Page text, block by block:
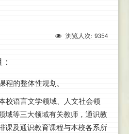
浏览人次: 9354
程的整体性规划。
校语言文学领域、人文社会领
域等三大领域有关教师，通识教
课及通识教育课程与本校各系所